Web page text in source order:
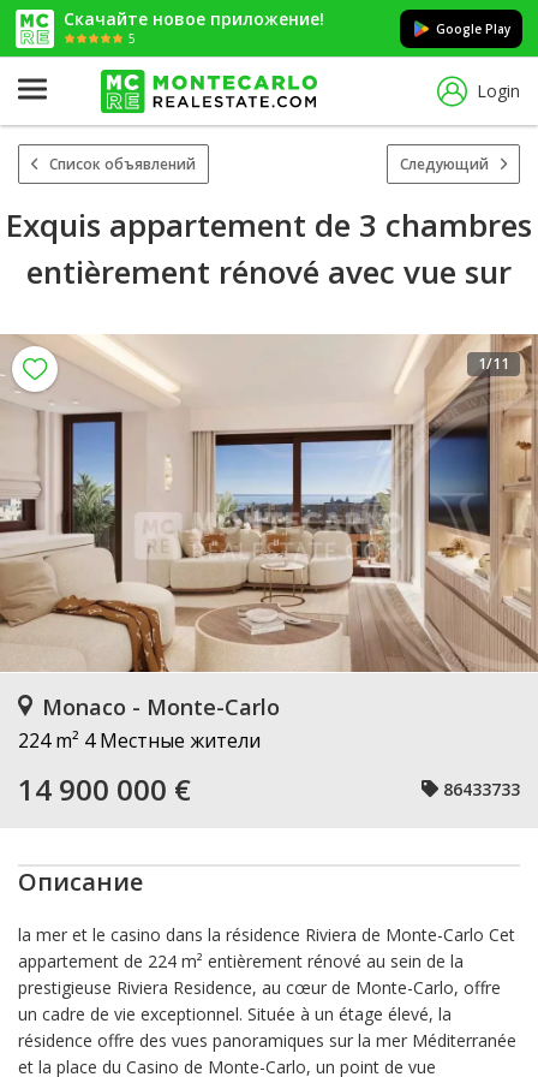
Скачайте новое приложение!
5
Google Play
Login
Список объявлений Следующий
Exquis appartement de 3 chambres
entièrement rénové avec vue sur
1/11
Monaco - Monte-Carlo
224 m² 4 Местные жители
14 900 000 € 86433733
Описание
la mer et le casino dans la résidence Riviera de Monte-Carlo Cet
appartement de 224 m² entièrement rénové au sein de la
prestigieuse Riviera Residence, au cœur de Monte-Carlo, offre
un cadre de vie exceptionnel. Située à un étage élevé, la
résidence offre des vues panoramiques sur la mer Méditerranée
et la place du Casino de Monte-Carlo, un point de vue